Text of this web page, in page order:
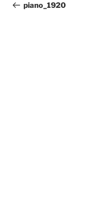
de
précédent
piano_1920